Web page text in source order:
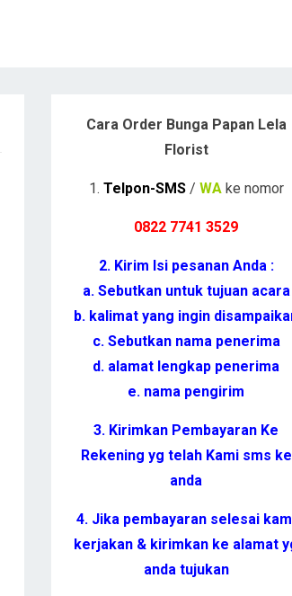
Cara Order Bunga Papan Lela
Florist
1. Telpon-SMS/ WAke nomor
0822 7741 3529
2. Kirim Isi pesanan Anda :
a. Sebutkan untuk tujuan acara
b. kalimat yang ingin
c. Sebutkan nama penerima
d. alamat lengkap penerima
e. nama pengirim
3. Kirimkan Pembayaran Ke
Rekening yg telah Kami sms ke
anda
4. Jika pembayaran selesai
kerjakan & kirimkan ke alamat
anda tujukan